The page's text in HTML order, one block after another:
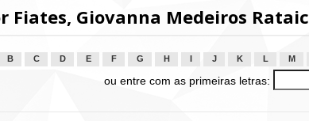
Fiates, Giovanna Medeiros
B C D E F G H J K L M
ou entre com as primeiras letras: